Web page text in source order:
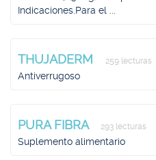
Indicaciones.Para el ...
THUJADERM 259 lecturas
Antiverrugoso
PURA FIBRA 293 lecturas
Suplemento alimentario